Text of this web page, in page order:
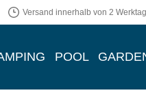
Versand innerhalb von 2
POOL